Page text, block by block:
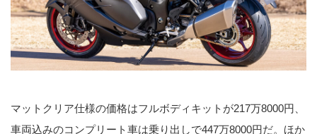
マットクリア仕様の価格はフルボディキットが217万8000円、
車両込みのコンプリート車は乗り出しで447万8000円だ。ほか